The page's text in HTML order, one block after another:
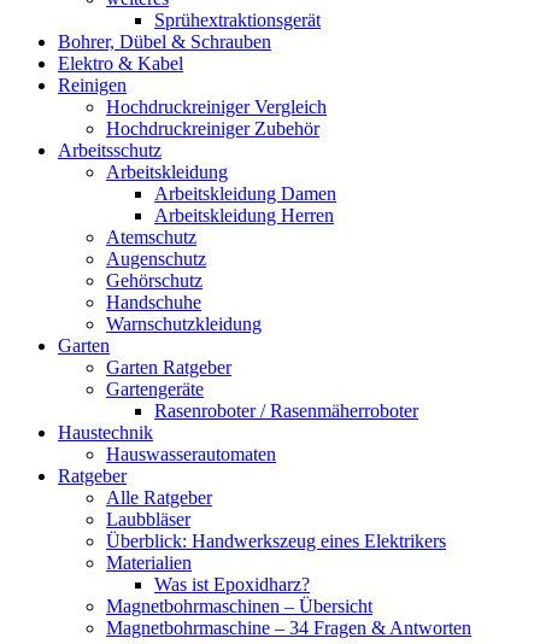
Sprühextraktionsgerät
Bohrer, Dübel & Schrauben
Elektro & Kabel
Reinigen
Hochdruckreiniger Vergleich
Hochdruckreiniger Zubehör
Arbeitsschutz
Arbeitskleidung
Arbeitskleidung Damen
Arbeitskleidung Herren
Atemschutz
Augenschutz
Gehörschutz
Handschuhe
Warnschutzkleidung
Garten
Garten Ratgeber
Gartengeräte
Rasenroboter / Rasenmäherroboter
Haustechnik
Hauswasserautomaten
Ratgeber
Alle Ratgeber
Laubbläser
Überblick: Handwerkszeug eines Elektrikers
Materialien
Was ist Epoxidharz?
Magnetbohrmaschinen – Übersicht
Magnetbohrmaschine – 34 Fragen & Antworten